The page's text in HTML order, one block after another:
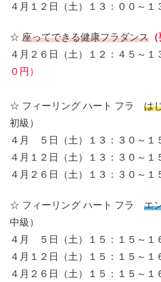
４月１２日（土）１３：００～１
☆ 座ってできる健康フラダンス
４月２６日（土）１２：４５～
０円）
☆ フィーリング ハート フラ は
初級）
４月 ５日（土）１３：３０～１
４月１２日（土）１３：３０～１
４月２６日（土）１３：３０～１
☆ フィーリング ハート フラ エ
中級）
４月 ５日（土）１５：１５～１
４月１２日（土）１５：１５～１
４月２６日（土）１５：１５～１